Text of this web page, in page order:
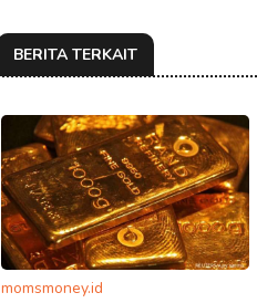
BERITA TERKAIT
momsmoney.id